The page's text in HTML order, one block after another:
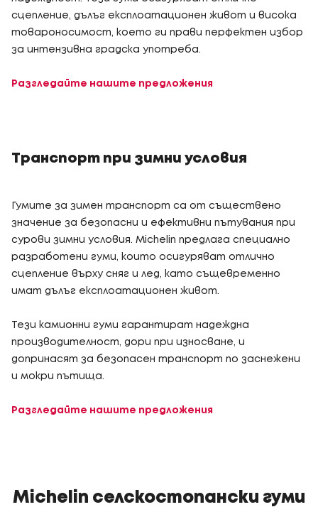
сцепление, дълъг експлоатационен живот и висока
товароносимост, което ги прави перфектен избор
за интензивна градска употреба.
Разгледайте нашите предложения
Транспорт при зимни условия
Гумите за зимен транспорт са от съществено
значение за безопасни и ефективни пътувания при
сурови зимни условия. Michelin предлага специално
разработени гуми, които осигуряват отлично
сцепление върху сняг и лед, като същевременно
имат дълъг експлоатационен живот.
Тези камионни гуми гарантират надеждна
производителност, дори при износване, и
допринасят за безопасен транспорт по заснежени
и мокри пътища.
Разгледайте нашите предложения
Michelin селскостопански гуми